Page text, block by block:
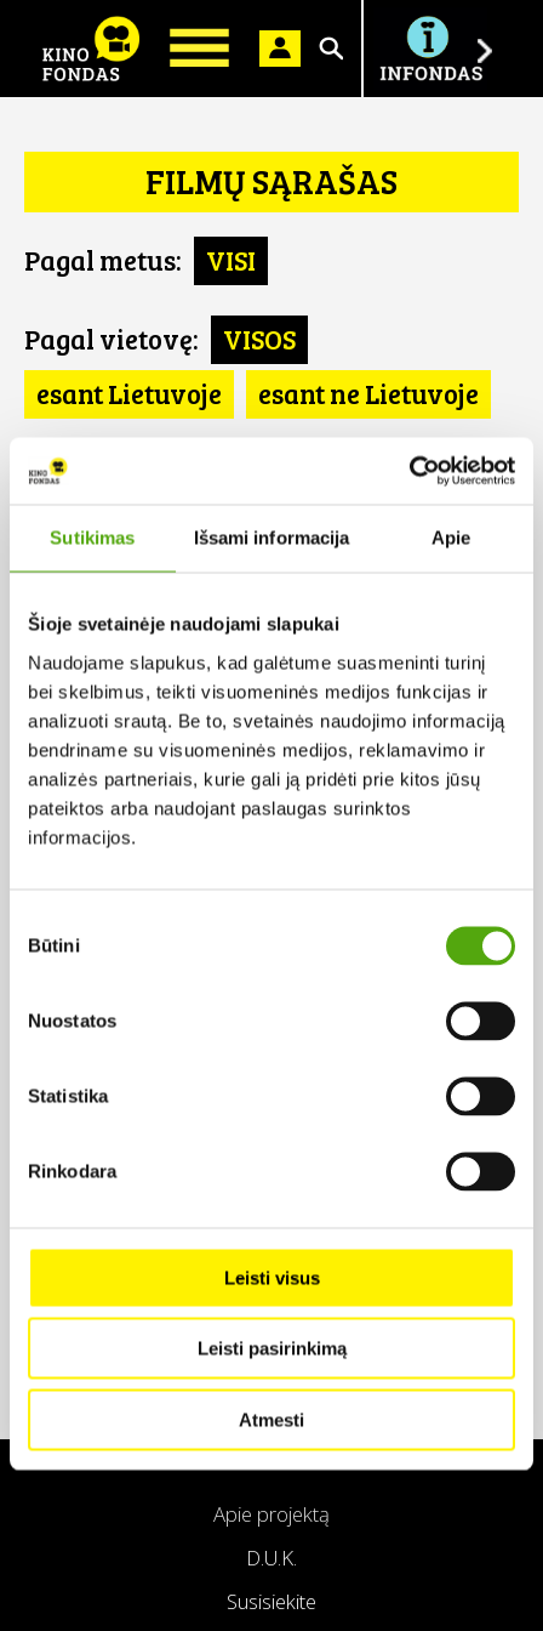
Sutikimas Išsami informacija Apie
Šioje svetainėje naudojami slapukai
Naudojame slapukus, kad galėtume suasmeninti turinį
bei skelbimus, teikti visuomeninės medijos funkcijas ir
analizuoti srautą. Be to, svetainės naudojimo informaciją
bendriname su visuomeninės medijos, reklamavimo ir
analizės partneriais, kurie gali ją pridėti prie kitos jūsų
pateiktos arba naudojant paslaugas surinktos
informacijos.
pasirinkimas
Būtini
Nuostatos
Statistika
Rinkodara
Leisti visus
Leisti pasirinkimą
Atmesti
Ieškoti
FILMŲ SĄRAŠAS
Pagal metus: VISI
Pagal vietovę:
VISOS
esant Lietuvoje
esant ne Lietuvoje
Pagal šalį:
Danija
Pagal abėcėlę:
Rezultatų nerasta...
Apie projektą
D.U.K.
Susisiekite